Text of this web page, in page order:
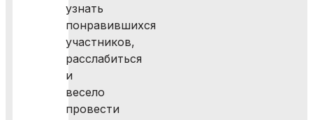
узнать
понравившихся
участников,
расслабиться
и
весело
провести